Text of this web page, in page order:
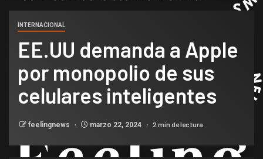
INTERNACIONAL
EE.UU demanda a Apple
por monopolio de sus
celulares inteligentes
feelingnews marzo 22, 2024 2 min de lectura